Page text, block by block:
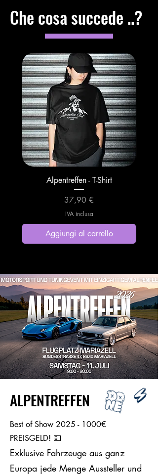
Che cosa succede ..?
Alpentreffen - T-Shirt
Prezzo
37,90 €
IVA inclusa
Aggiungi al carrello
ALPENTREFFEN
Best of Show 2025 - 1000€
PREISGELD! 💵
Exklusive Fahrzeuge aus ganz
Europa jede Menge Aussteller und